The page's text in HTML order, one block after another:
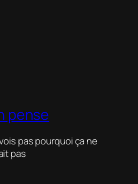
pense
pas pourquoi ça ne
pas